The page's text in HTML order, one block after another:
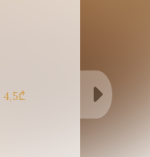
4,5₾